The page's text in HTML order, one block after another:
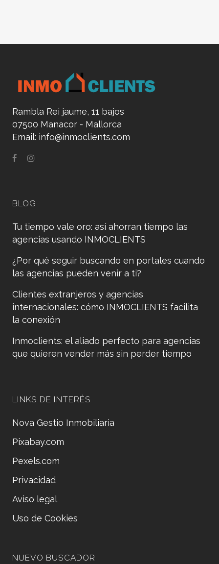
Rambla Rei jaume, 11 bajos
07500 Manacor - Mallorca
Email: info@inmoclients.com
BLOG
Tu tiempo vale oro: así ahorran tiempo las
agencias usando INMOCLIENTS
¿Por qué seguir buscando en portales cuando
las agencias pueden venir a ti?
Clientes extranjeros y agencias
internacionales: cómo INMOCLIENTS facilita
la conexión
Inmoclients: el aliado perfecto para agencias
que quieren vender más sin perder tiempo
LINKS DE INTERÉS
Nova Gestio Inmobiliaria
Pixabay.com
Pexels.com
Privacidad
Aviso legal
Uso de Cookies
NUEVO BUSCADOR